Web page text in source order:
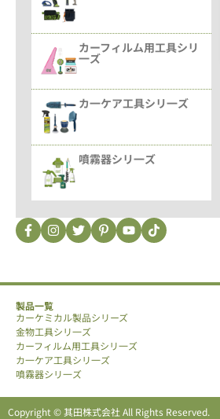
カーフィルム用工具シリ
一ズ
カ一ケア工具シリ一ズ
噴霧器シリ一ズ
製品一覧
カーケミカル製品シリーズ
金物工具シリ一ズ
カーフィルム用工具シリ一ズ
カ一ケア工具シリ一ズ
噴霧器シリ一ズ
Copyright © 其田株式会社 All Rights Reserved.